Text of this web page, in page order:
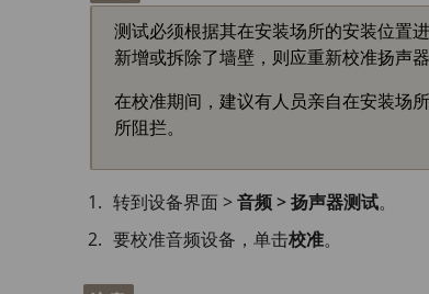
测试必须根据其在安装场所的安装位置
新增或拆除了墙壁，则应重新校准扬声器
在校准期间，建议有人员亲自在安装场
所阻拦。
转到设备界面 >音频 > 扬声器测试。
要校准音频设备，单击校准。